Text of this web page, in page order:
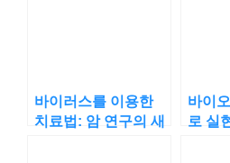
바이러스를 이용한
치료법: 암 연구의 새
바이
로 실